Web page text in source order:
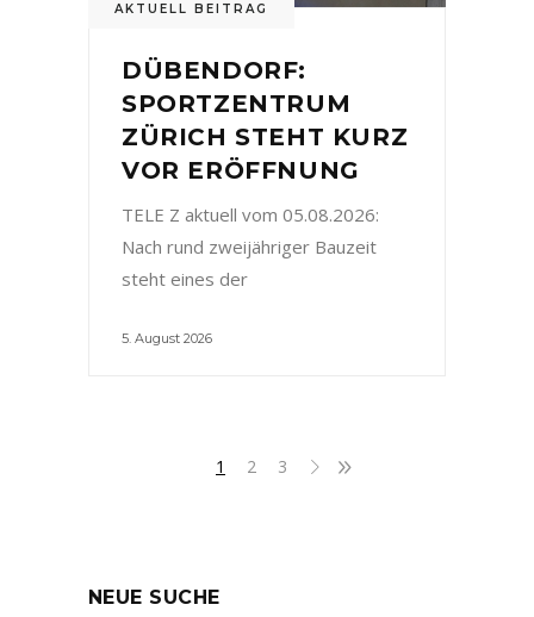
AKTUELL BEITRAG
DÜBENDORF:
SPORTZENTRUM
ZÜRICH STEHT KURZ
VOR ERÖFFNUNG
TELE Z aktuell vom 05.08.2026:
Nach rund zweijähriger Bauzeit
steht eines der
5. August 2026
1 2 3
NEUE SUCHE